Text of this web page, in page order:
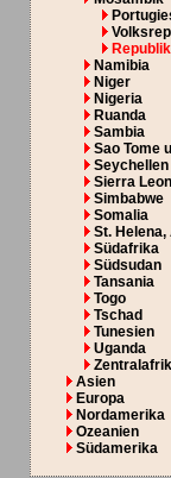
Republik
Namibia
Niger
Nigeria
Ruanda
Sambia
Sao Tome
Seychellen
Sierra
Simbabwe
Somalia
St.
Südafrika
Südsudan
Tansania
Togo
Tschad
Tunesien
Uganda
Asien
Europa
Nordamerika
Ozeanien
Südamerika